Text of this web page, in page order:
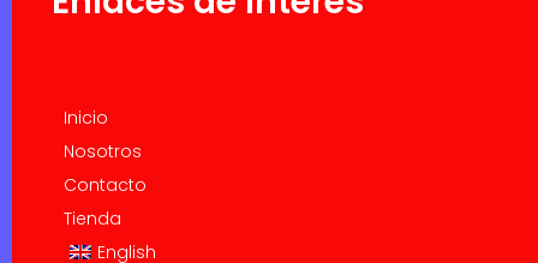
Inicio
Nosotros
Contacto
Tienda
English